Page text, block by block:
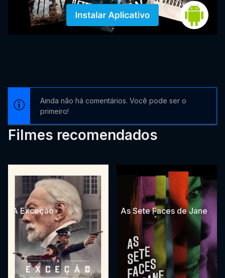
Ainda não há comentários. Você pode ser o
primeiro!
Filmes recomendados
A Exceção As Sete Faces de Jane